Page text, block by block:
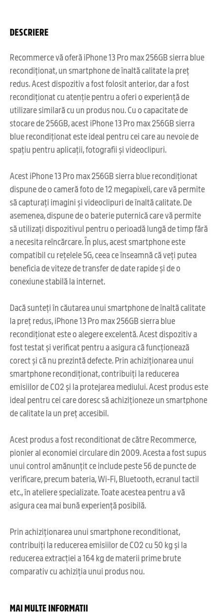
DESCRIERE
Recommerce vă oferă iPhone 13 Pro max 256GB sierra blue
recondiționat, un smartphone de înaltă calitate la preț
redus. Acest dispozitiv a fost folosit anterior, dar a fost
recondiționat cu atenție pentru a oferi o experiență de
utilizare similară cu un produs nou. Cu o capacitate de
stocare de 256GB, acest iPhone 13 Pro max 256GB sierra
blue recondiționat este ideal pentru cei care au nevoie de
spațiu pentru aplicații, fotografii și videoclipuri.
Acest iPhone 13 Pro max 256GB sierra blue recondiționat
dispune de o cameră foto de 12 megapixeli, care vă permite
să capturați imagini și videoclipuri de înaltă calitate. De
asemenea, dispune de o baterie puternică care vă permite
să utilizați dispozitivul pentru o perioadă lungă de timp fără
a necesita reîncărcare. În plus, acest smartphone este
compatibil cu rețelele 5G, ceea ce înseamnă că veți putea
beneficia de viteze de transfer de date rapide și de o
conexiune stabilă la internet.
Dacă sunteți în căutarea unui smartphone de înaltă calitate
la preț redus, iPhone 13 Pro max 256GB sierra blue
recondiționat este o alegere excelentă. Acest dispozitiv a
fost testat și verificat pentru a asigura că funcționează
corect și că nu prezintă defecte. Prin achiziționarea unui
smartphone recondiționat, contribuiți la reducerea
emisiilor de CO2 și la protejarea mediului. Acest produs este
ideal pentru cei care doresc să achiziționeze un smartphone
de calitate la un preț accesibil.
Acest produs a fost reconditionat de către Recommerce,
pionier al economiei circulare din 2009. Acesta a fost supus
unui control amănunțit ce include peste 56 de puncte de
verificare, precum bateria, Wi-Fi, Bluetooth, ecranul tactil
etc., în ateliere specializate. Toate acestea pentru a vă
asigura cea mai bună experiență posibilă.
Prin achiziționarea unui smartphone reconditionat,
contribuiți la reducerea emisiilor de CO2 cu 50 kg și la
reducerea extracției a 164 kg de materii prime brute
comparativ cu achiziția unui produs nou.
MAI MULTE INFORMAȚII